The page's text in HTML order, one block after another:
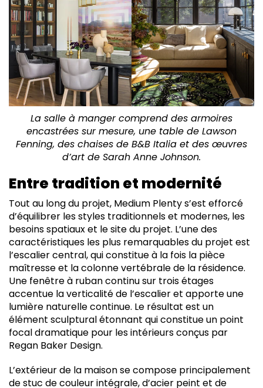
La salle à manger comprend des armoires
encastrées sur mesure, une table de Lawson
Fenning, des chaises de B&B Italia et des œuvres
d’art de Sarah Anne Johnson.
Entre tradition et modernité
Tout au long du projet, Medium Plenty s’est efforcé
d’équilibrer les styles traditionnels et modernes, les
besoins spatiaux et le site du projet. L’une des
caractéristiques les plus remarquables du projet est
l’escalier central, qui constitue à la fois la pièce
maîtresse et la colonne vertébrale de la résidence.
Une fenêtre à ruban continu sur trois étages
accentue la verticalité de l’escalier et apporte une
lumière naturelle continue. Le résultat est un
élément sculptural étonnant qui constitue un point
focal dramatique pour les intérieurs conçus par
Regan Baker Design.
L’extérieur de la maison se compose principalement
de stuc de couleur intégrale, d’acier peint et de